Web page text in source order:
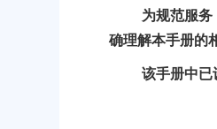
为规范服
确理解本手册的
该手册中已